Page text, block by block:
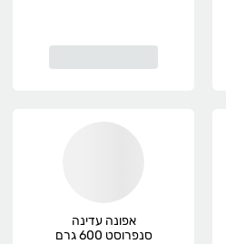
אפונה עדינה
סנפרוסט 600 גרם